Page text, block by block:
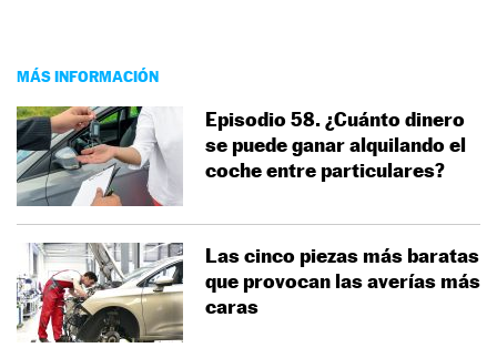
MÁS INFORMACIÓN
Episodio 58. ¿Cuánto dinero
se puede ganar alquilando el
coche entre particulares?
Las cinco piezas más baratas
que provocan las averías más
caras